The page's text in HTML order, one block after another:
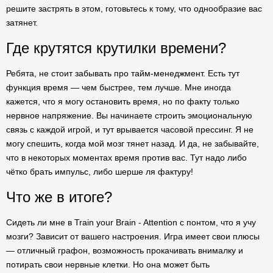
решите застрять в этом, готовьтесь к тому, что однообразие вас
затянет.
Где крутятся крутилки времени?
Ребята, не стоит забывать про тайм-менеджмент. Есть тут
функция время — чем быстрее, тем лучше. Мне иногда
кажется, что я могу остановить время, но по факту только
нервное напряжение. Вы начинаете строить эмоциональную
связь с каждой игрой, и тут врывается часовой прессинг. Я не
могу спешить, когда мой мозг тянет назад. И да, не забывайте,
что в некоторых моментах время против вас. Тут надо либо
чётко брать импульс, либо шерше ля фактуру!
Что же в итоге?
Сидеть ли мне в Train your Brain - Attention с понтом, что я учу
мозги? Зависит от вашего настроения. Игра имеет свои плюсы
— отличный графон, возможность прокачивать внималку и
потирать свои нервные клетки. Но она может быть